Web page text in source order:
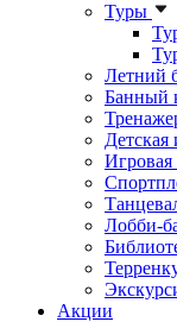
Туры
Летний
Банный
Детская
Лобби-
Акции